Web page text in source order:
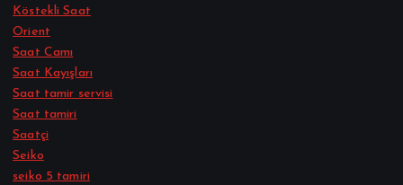
Köstekli Saat
Orient
Saat Camı
Saat Kayışları
Saat tamir servisi
Saat tamiri
Saatçi
Seiko
seiko 5 tamiri